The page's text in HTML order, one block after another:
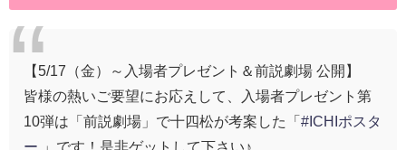
【5/17（金）～入場者プレゼント＆前説劇場 公開】
皆様の熱いご要望にお応えして、入場者プレゼント第
10弾は「前説劇場」で十四松が考案した「 #ICHIポスタ
ー 」です！是非ゲットして下さい♪